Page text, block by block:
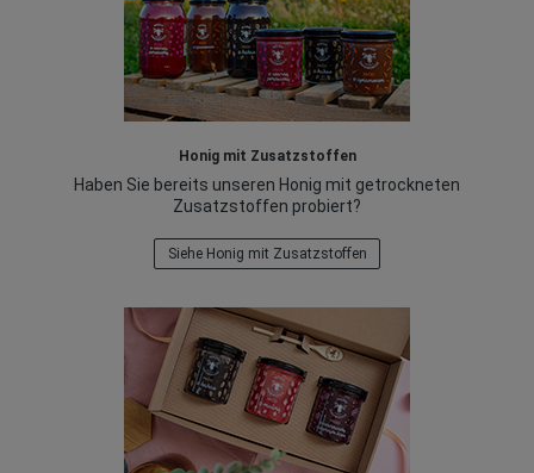
Honig mit Zusatzstoffen
Haben Sie bereits unseren Honig mit getrockneten
Zusatzstoffen probiert?
Siehe Honig mit Zusatzstoffen